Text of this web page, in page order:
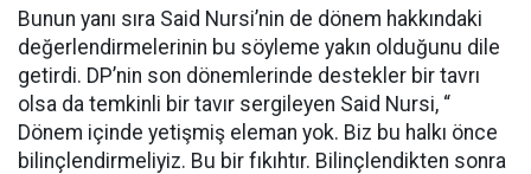
Bunun yanı sıra Said Nursi’nin de dönem hakkındaki
değerlendirmelerinin bu söyleme yakın olduğunu dile
getirdi. DP’nin son dönemlerinde destekler bir tavrı
olsa da temkinli bir tavır sergileyen Said Nursi, “
Dönem içinde yetişmiş eleman yok. Biz bu halkı önce
bilinçlendirmeliyiz. Bu bir fıkıhtır. Bilinçlendikten sonra